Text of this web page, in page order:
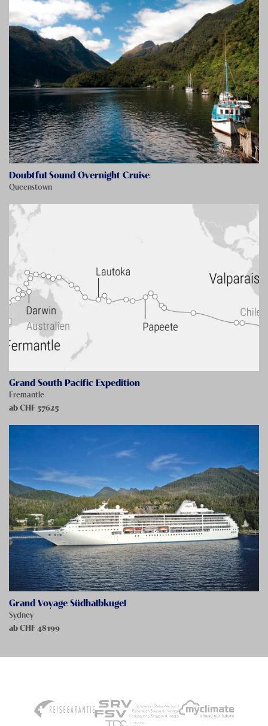
Doubtful Sound Overnight Cruise
Queenstown
Grand South Pacific Expedition
Fremantle
ab CHF 57625
Grand Voyage Südhalbkugel
Sydney
ab CHF48199